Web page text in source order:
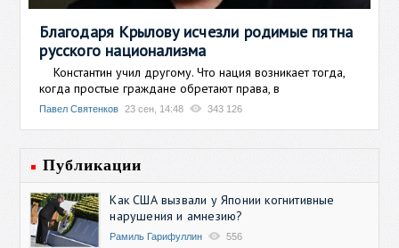
Благодаря Крылову исчезли родимые пятна
русского национализма
Константин учил другому. Что нация возникает тогда,
когда простые граждане обретают права, в
Павел Святенков 23 сен, 14:48 343 126
Публикации
Как США вызвали у Японии когнитивные
нарушения и амнезию?
Рамиль Гарифуллин 556